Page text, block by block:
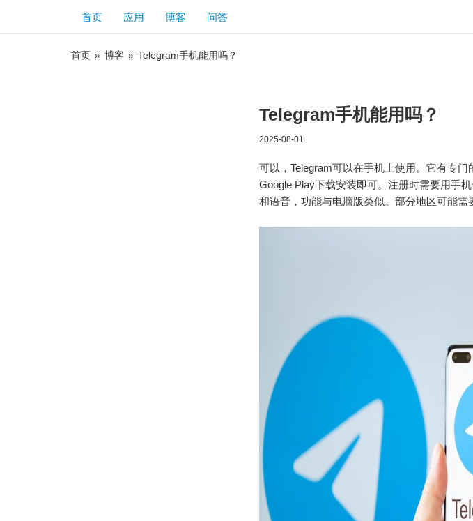
首页 应用 博客 问答
首页 » 博客 » Telegram手机能用吗？
Telegram手机能用吗？
2025-08-01
可以，Telegram可以在手机上使用。它有专
Google Play下载安装即可。注册时需要用手
和语音，功能与电脑版类似。部分地区可能需